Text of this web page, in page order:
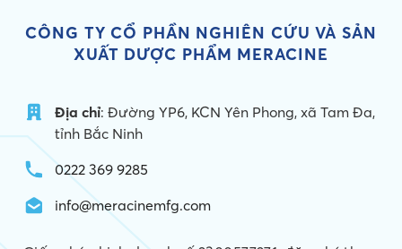
CÔNG TY CỔ PHẦN NGHIÊN CỨU VÀ SẢN
XUẤT DƯỢC PHẨM MERACINE
Địa chỉ: Đường YP6, KCN Yên Phong, xã Tam Đa,
tỉnh Bắc Ninh
0222 369 9285
info@meracinemfg.com